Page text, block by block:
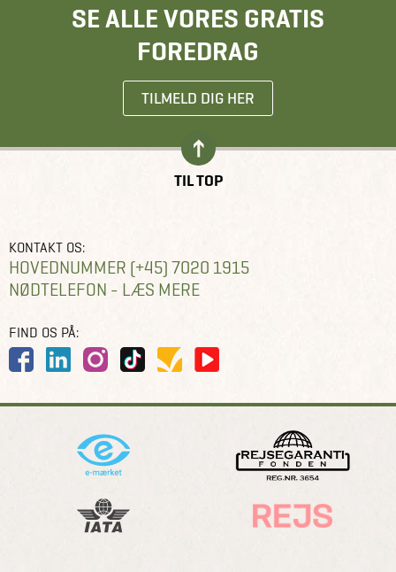
SE ALLE VORES GRATIS
FOREDRAG
TILMELD DIG HER
TIL TOP
KONTAKT OS:
HOVEDNUMMER (+45) 7020 1915
NØDTELEFON - LÆS MERE
FIND OS PÅ: